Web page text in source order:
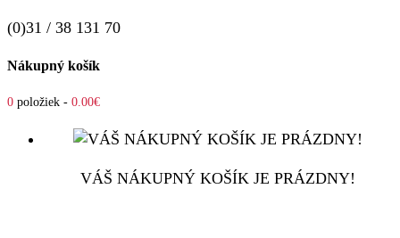
(0)31 / 38 131 70
Nákupný košík
0 položiek - 0.00€
VÁŠ NÁKUPNÝ KOŠÍK JE PRÁZDNY!